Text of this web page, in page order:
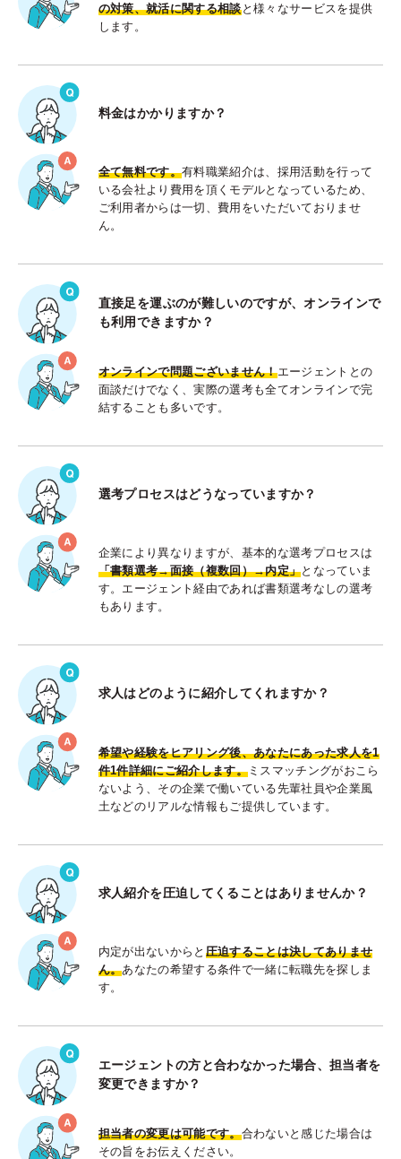
の対策、就活に関する相談と様々なサービスを提供
します。
料金はかかりますか？
全て無料です。有料職業紹介は、採用活動を行って
いる会社より費用を頂くモデルとなっているため、
ご利用者からは一切、費用をいただいておりませ
ん。
直接足を運ぶのが難しいのですが、オンラインで
も利用できますか？
オンラインで問題ございません！エージェントとの
面談だけでなく、実際の選考も全てオンラインで完
結することも多いです。
選考プロセスはどうなっていますか？
企業により異なりますが、基本的な選考プロセスは
「書類選考→面接（複数回）→内定」となっていま
す。エージェント経由であれば書類選考なしの選考
もあります。
求人はどのように紹介してくれますか？
希望や経験をヒアリング後、あなたにあった求人を1
件1件詳細にご紹介します。 ミスマッチングがおこら
ないよう、その企業で働いている先輩社員や企業風
土などのリアルな情報もご提供しています。
求人紹介を圧迫してくることはありませんか？
内定が出ないからと 圧迫することは決してありませ
ん。あなたの希望する条件で一緒に転職先を探しま
す。
エージェントの方と合わなかった場合、担当者を
変更できますか？
担当者の変更は可能です。合わないと感じた場合は
その旨をお伝えください。